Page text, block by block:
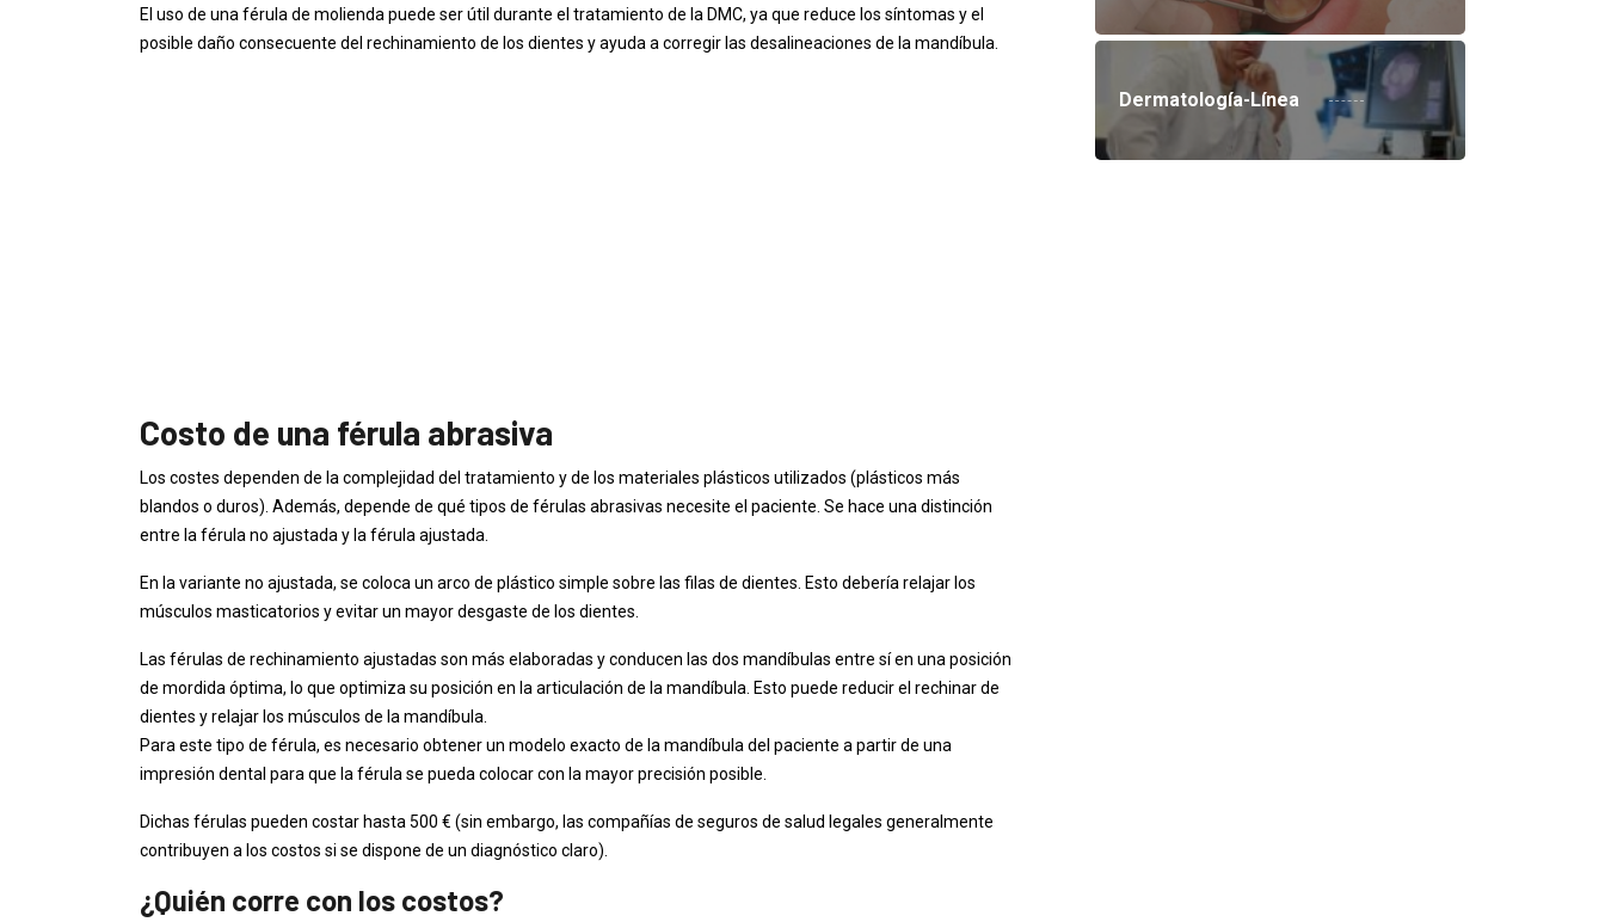
El uso de una férula de molienda puede ser útil durante el tratamiento de la DMC, ya que reduce los síntomas y el
posible daño consecuente del rechinamiento de los dientes y ayuda a corregir las desalineaciones de la mandíbula.
Costo de una férula abrasiva
Los costes dependen de la complejidad del tratamiento y de los materiales plásticos utilizados (plásticos más
blandos o duros). Además, depende de qué tipos de férulas abrasivas necesite el paciente. Se hace una distinción
entre la férula no ajustada y la férula ajustada.
En la variante no ajustada, se coloca un arco de plástico simple sobre las filas de dientes. Esto debería relajar los
músculos masticatorios y evitar un mayor desgaste de los dientes.
Las férulas de rechinamiento ajustadas son más elaboradas y conducen las dos mandíbulas entre sí en una posición
de mordida óptima, lo que optimiza su posición en la articulación de la mandíbula. Esto puede reducir el rechinar de
dientes y relajar los músculos de la mandíbula.
Para este tipo de férula, es necesario obtener un modelo exacto de la mandíbula del paciente a partir de una
impresión dental para que la férula se pueda colocar con la mayor precisión posible.
Dichas férulas pueden costar hasta 500 € (sin embargo, las compañías de seguros de salud legales generalmente
contribuyen a los costos si se dispone de un diagnóstico claro).
¿Quién corre con los costos?
Dermatología-Línea